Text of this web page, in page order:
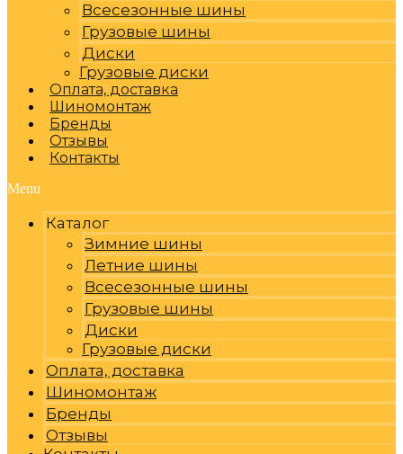
Всесезонные шины
Грузовые шины
Диски
Грузовые диски
Оплата, доставка
Шиномонтаж
Бренды
Отзывы
Контакты
Menu
Каталог
Зимние шины
Летние шины
Всесезонные шины
Грузовые шины
Диски
Грузовые диски
Оплата, доставка
Шиномонтаж
Бренды
Отзывы